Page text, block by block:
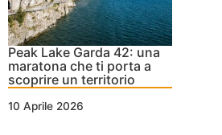
Peak Lake Garda 42: una
maratona che ti porta a
scoprire un territorio
10 Aprile 2026